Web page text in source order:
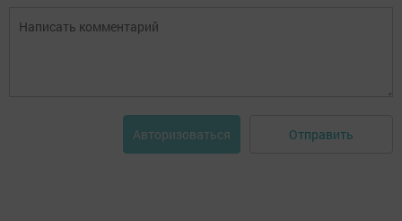
Авторизоваться Отправить